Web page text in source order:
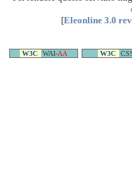
[Eleonline 3.0
W3C WAI-AA W3C